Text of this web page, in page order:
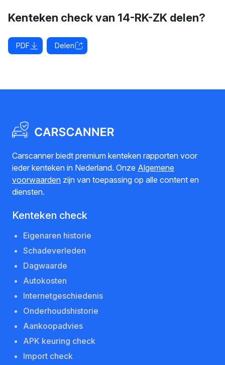
Kenteken check van 14-RK-ZK delen?
PDF Delen
Carscanner biedt premium kenteken rapporten voor
ieder kenteken in Nederland. Onze Algemene
voorwaarden zijn van toepassing op alle content en
diensten.
Kenteken check
Eigenaren historie
Schadeverleden
Dagwaarde
Autokosten
Internetgeschiedenis
Onderhoudshistorie
Aankoopadvies
APK keuring check
Import check